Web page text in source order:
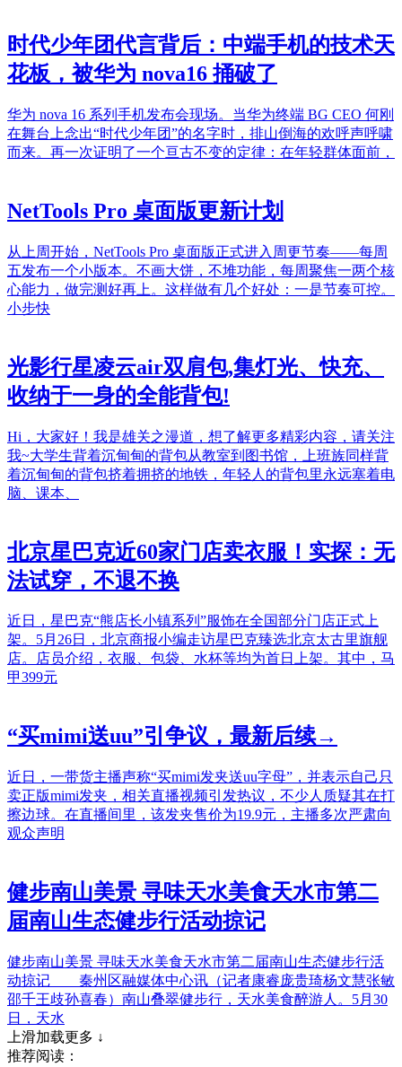
时代少年团代言背后：中端手机的技术天
花板，被华为 nova16 捅破了
华为 nova 16 系列手机发布会现场。当华为终端 BG CEO 何刚
在舞台上念出“时代少年团”的名字时，排山倒海的欢呼声呼啸
而来。再一次证明了一个亘古不变的定律：在年轻群体面前，
NetTools Pro 桌面版更新计划
从上周开始，NetTools Pro 桌面版正式进入周更节奏——每周
五发布一个小版本。不画大饼，不堆功能，每周聚焦一两个核
心能力，做完测好再上。这样做有几个好处：一是节奏可控。
小步快
光影行星凌云air双肩包,集灯光、快充、
收纳于一身的全能背包!
Hi，大家好！我是雄关之漫道，想了解更多精彩内容，请关注
我~大学生背着沉甸甸的背包从教室到图书馆，上班族同样背
着沉甸甸的背包挤着拥挤的地铁，年轻人的背包里永远塞着电
脑、课本、
北京星巴克近60家门店卖衣服！实探：无
法试穿，不退不换
近日，星巴克“熊店长小镇系列”服饰在全国部分门店正式上
架。5月26日，北京商报小编走访星巴克臻选北京太古里旗舰
店。店员介绍，衣服、包袋、水杯等均为首日上架。其中，马
甲399元
“买mimi送uu”引争议，最新后续→
近日，一带货主播声称“买mimi发夹送uu字母”，并表示自己只
卖正版mimi发夹，相关直播视频引发热议，不少人质疑其在打
擦边球。在直播间里，该发夹售价为19.9元，主播多次严肃向
观众声明
健步南山美景 寻味天水美食天水市第二
届南山生态健步行活动掠记
健步南山美景 寻味天水美食天水市第二届南山生态健步行活
动掠记 秦州区融媒体中心讯（记者康睿庞贵琦杨文慧张敏
邵千王歧孙喜春）南山叠翠健步行，天水美食醉游人。5月30
日，天水
上滑加载更多 ↓
推荐阅读：